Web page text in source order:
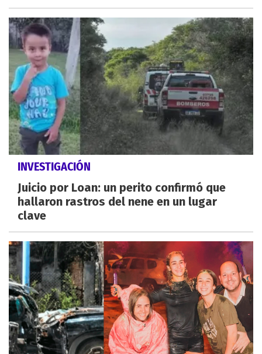
INVESTIGACIÓN
Juicio por Loan: un perito confirmó que
hallaron rastros del nene en un lugar
clave